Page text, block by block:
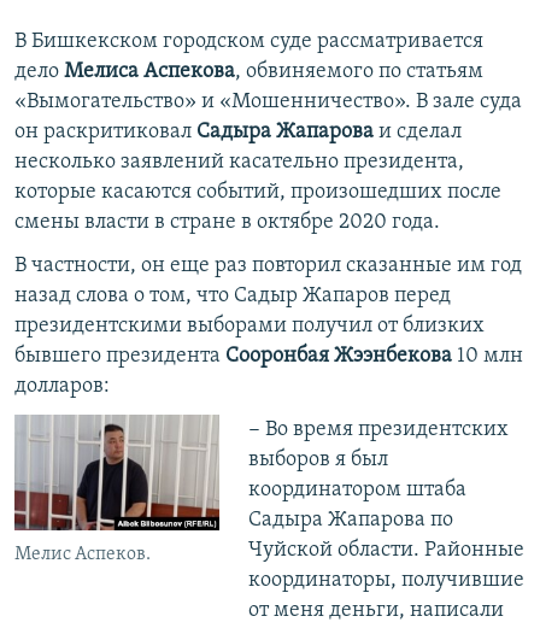
В Бишкекском городском суде рассматривается
дело Мелиса Аспекова, обвиняемого по статьям
«Вымогательство» и «Мошенничество». В зале суда
он раскритиковал Садыра Жапарова и сделал
несколько заявлений касательно президента,
которые касаются событий, произошедших после
смены власти в стране в октябре 2020 года.
В частности, он еще раз повторил сказанные им год
назад слова о том, что Садыр Жапаров перед
президентскими выборами получил от близких
бывшего президента Сооронбая Жээнбекова 10 млн
долларов:
Мелис Аспеков.
− Во время президентских
выборов я был
координатором штаба
Садыра Жапарова по
Чуйской области. Районные
координаторы, получившие
от меня деньги, написали